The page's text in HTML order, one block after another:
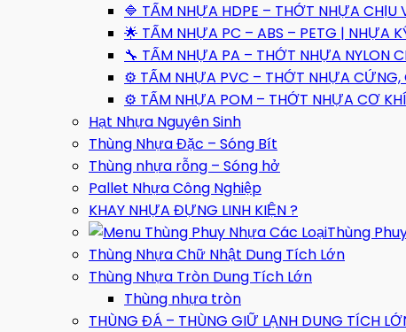
🔷 TẤM NHỰA HDPE – THỚT NHỰA
🌟 TẤM NHỰA PC – ABS – PETG | NHỰA
🔧 TẤM NHỰA PA – THỚT NHỰA NYLON
⚙️ TẤM NHỰA PVC – THỚT NHỰA CỨNG,
⚙️ TẤM NHỰA POM – THỚT NHỰA CƠ KHÍ
Hạt Nhựa Nguyên Sinh
Thùng Nhựa Đặc – Sóng Bít
Thùng nhựa rỗng – Sóng hở
Pallet Nhựa Công Nghiệp
KHAY NHỰA ĐỰNG LINH KIỆN ?
Thùng
Thùng Nhựa Chữ Nhật Dung Tích Lớn
Thùng Nhựa Tròn Dung Tích Lớn
Thùng nhựa tròn
THÙNG ĐÁ – THÙNG GIỮ LẠNH DUNG TÍCH